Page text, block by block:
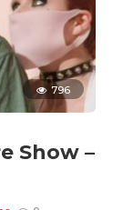
796
Show –